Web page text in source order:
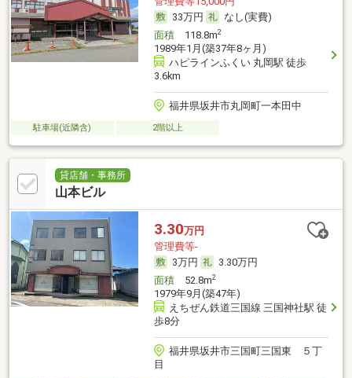
33万円
なし(実費)
面積118.8m2
1989年1月(築37年8ヶ月)
ハピラインふくい 丸岡駅 徒歩
3.6km
福井県坂井市丸岡町一本田中
駐車場(近隣含) 2階以上
貸店舗・事務所
山本ビル
3.30万円
管理費等-
3万円
3.30万円
面積52.8m2
1979年9月(築47年)
えちぜん鉄道三国線 三国神社駅 徒
歩8分
福井県坂井市三国町三国東 ５丁
目